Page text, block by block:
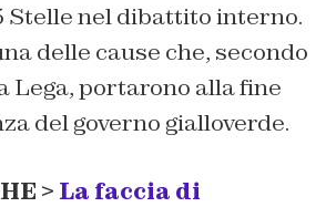
Stelle nel dibattito interno.
delle cause che, secondo
Lega, portarono alla fine
del governo gialloverde.
> La faccia di